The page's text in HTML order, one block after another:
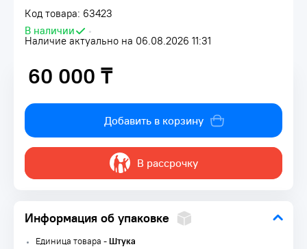
Код товара: 63423
В наличии
•
Наличие актуально на 06.08.2026 11:31
60 000 ₸
60 000 ₸
Добавить в корзину
В рассрочку
Информация об упаковке
Единица товара -Штука